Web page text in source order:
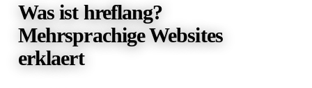
Was ist hreflang?
Mehrsprachige Websites
erklaert